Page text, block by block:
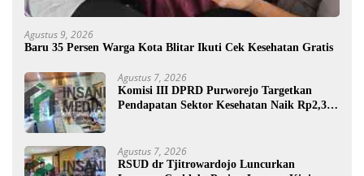
Agustus 9, 2026
Baru 35 Persen Warga Kota Blitar Ikuti Cek Kesehatan Gratis
Agustus 7, 2026
Komisi III DPRD Purworejo Targetkan
Pendapatan Sektor Kesehatan Naik Rp2,3
Agustus 7, 2026
RSUD dr Tjitrowardojo Luncurkan